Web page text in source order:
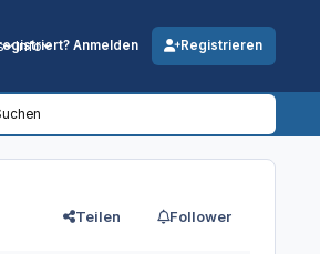
Info Anmelden Registrieren
Teilen Follower